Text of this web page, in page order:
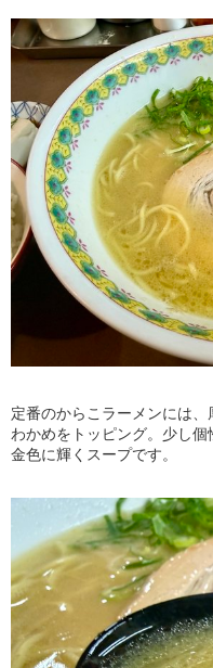
定番のからこラーメンには、
わかめをトッピング。少し
金色に輝くスープです。